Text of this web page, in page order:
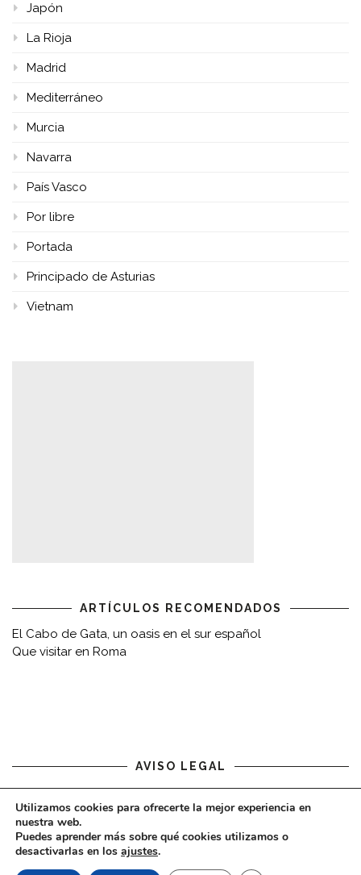
Japón
La Rioja
Madrid
Mediterráneo
Murcia
Navarra
País Vasco
Por libre
Portada
Principado de Asturias
Vietnam
ARTÍCULOS RECOMENDADOS
El Cabo de Gata, un oasis en el sur español
Que visitar en Roma
AVISO LEGAL
Aviso legal
Utilizamos cookies para ofrecerte la mejor experiencia en
nuestra web.
Puedes aprender más sobre qué cookies utilizamos o
desactivarlas en los ajustes.